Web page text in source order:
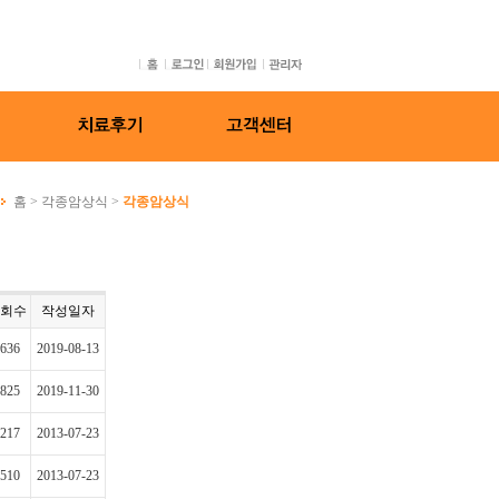
홈 > 각종암상식 > 각종암상식
수 작성일자
2019-08-13
2019-11-30
2013-07-23
2013-07-23